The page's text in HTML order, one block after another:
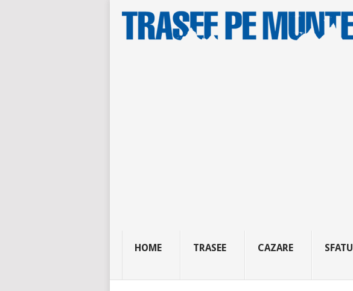
HOME TRASEE CAZARE